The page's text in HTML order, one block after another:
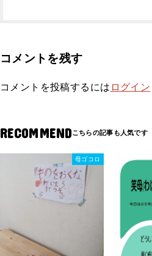
コメントを残す
コメントを投稿するには ログイン
RECOMMEND
母ゴコロ